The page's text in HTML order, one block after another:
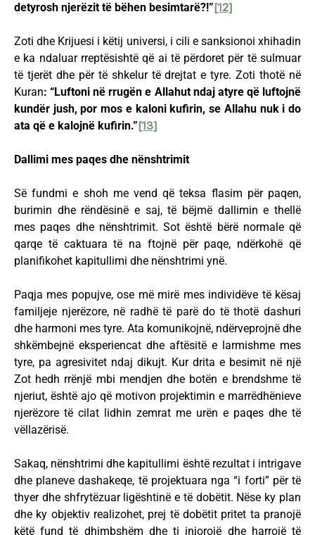
detyrosh njerëzit të bëhen besimtarë?!”[12]
Zoti dhe Krijuesi i këtij universi, i cili e sanksionoi xhihadin
e ka ndaluar rreptësishtë që ai të përdoret për të sulmuar
të tjerët dhe për të shkelur të drejtat e tyre. Zoti thotë në
Kuran: “Luftoni në rrugën e Allahut ndaj atyre që luftojnë
kundër jush, por mos e kaloni kufirin, se Allahu nuk i do
ata që e kalojnë kufirin.”[13]
Dallimi mes paqes dhe nënshtrimit
Së fundmi e shoh me vend që teksa flasim për paqen,
burimin dhe rëndësinë e saj, të bëjmë dallimin e thellë
mes paqes dhe nënshtrimit. Sot është bërë normale që
qarqe të caktuara të na ftojnë për paqe, ndërkohë që
planifikohet kapitullimi dhe nënshtrimi ynë.
Paqja mes popujve, ose më mirë mes individëve të kësaj
familjeje njerëzore, në radhë të parë do të thotë dashuri
dhe harmoni mes tyre. Ata komunikojnë, ndërveprojnë dhe
shkëmbejnë eksperiencat dhe aftësitë e larmishme mes
tyre, pa agresivitet ndaj dikujt. Kur drita e besimit në një
Zot hedh rrënjë mbi mendjen dhe botën e brendshme të
njeriut, është ajo që motivon projektimin e marrëdhënieve
njerëzore të cilat lidhin zemrat me urën e paqes dhe të
vëllazërisë.
Sakaq, nënshtrimi dhe kapitullimi është rezultat i intrigave
dhe planeve dashakeqe, të projektuara nga “i forti” për të
thyer dhe shfrytëzuar ligështinë e të dobëtit. Nëse ky plan
dhe ky objektiv realizohet, prej të dobëtit pritet ta pranojë
këtë fund të dhimbshëm dhe ti injorojë dhe harrojë të